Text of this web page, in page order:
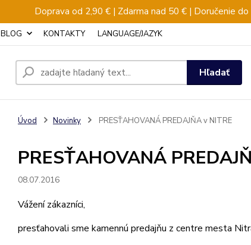
Doprava od 2,90 € | Zdarma nad 50 € | Doručenie
BLOG KONTAKTY LANGUAGE/JAZYK
Hľadať
Úvod Novinky PRESŤAHOVANÁ PREDAJŇA v NITRE
PRESŤAHOVANÁ
08.07.2016
Vážení zákazníci,
presťahovali sme kamennú predajňu z centre mesta